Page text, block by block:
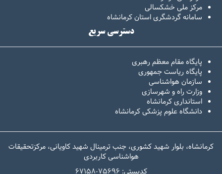
مرکز ملی خشکسالی
سامانه گردشگری استان کرمانشاه
دسترسی سریع
پایگاه مقام معظم رهبری
پایگاه ریاست جمهوری
سازمان هواشناسی
وزارت راه و شهرسازی
استانداری کرمانشاه
دانشگاه علوم پزشکی کرمانشاه
کرمانشاه، بلوار شهید کشوری، جنب ترمینال شهید کاویانی، مرکزتحقیقات
هواشناسی کاربردی
67158-کدپستی: 75696